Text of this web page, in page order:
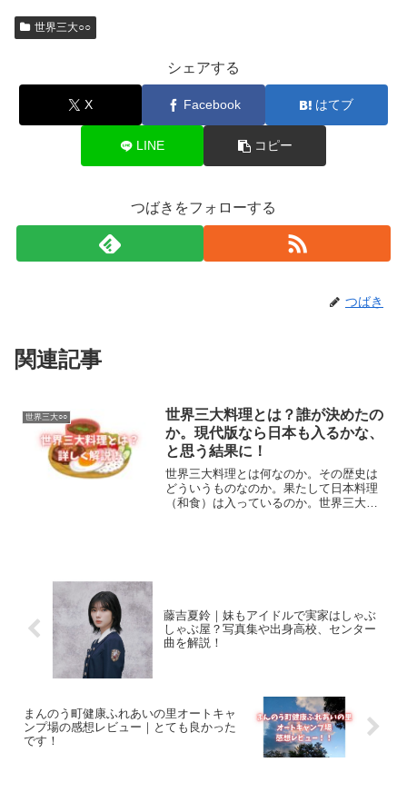
世界三大○○
シェアする
X Facebook はてブ
LINE コピー
つばきをフォローする
つばき
関連記事
世界三大○○
世界三大料理とは？誰が決めたの
か。現代版なら日本も入るかな、
と思う結果に！
世界三大料理とは何なのか。その歴史は
どういうものなのか。果たして日本料理
（和食）は入っているのか。世界三大料
藤吉夏鈴｜妹もアイドルで実家はしゃぶ
しゃぶ屋？写真集や出身高校、センター
曲を解説！
まんのう町健康ふれあいの里オートキャ
ンプ場の感想レビュー｜とても良かった
です！